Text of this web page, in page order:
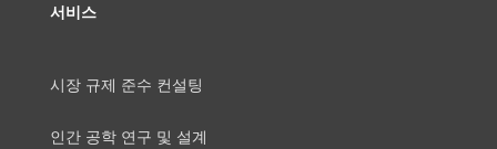
서비스
시장 규제 준수 컨설팅
인간 공학 연구 및 설계